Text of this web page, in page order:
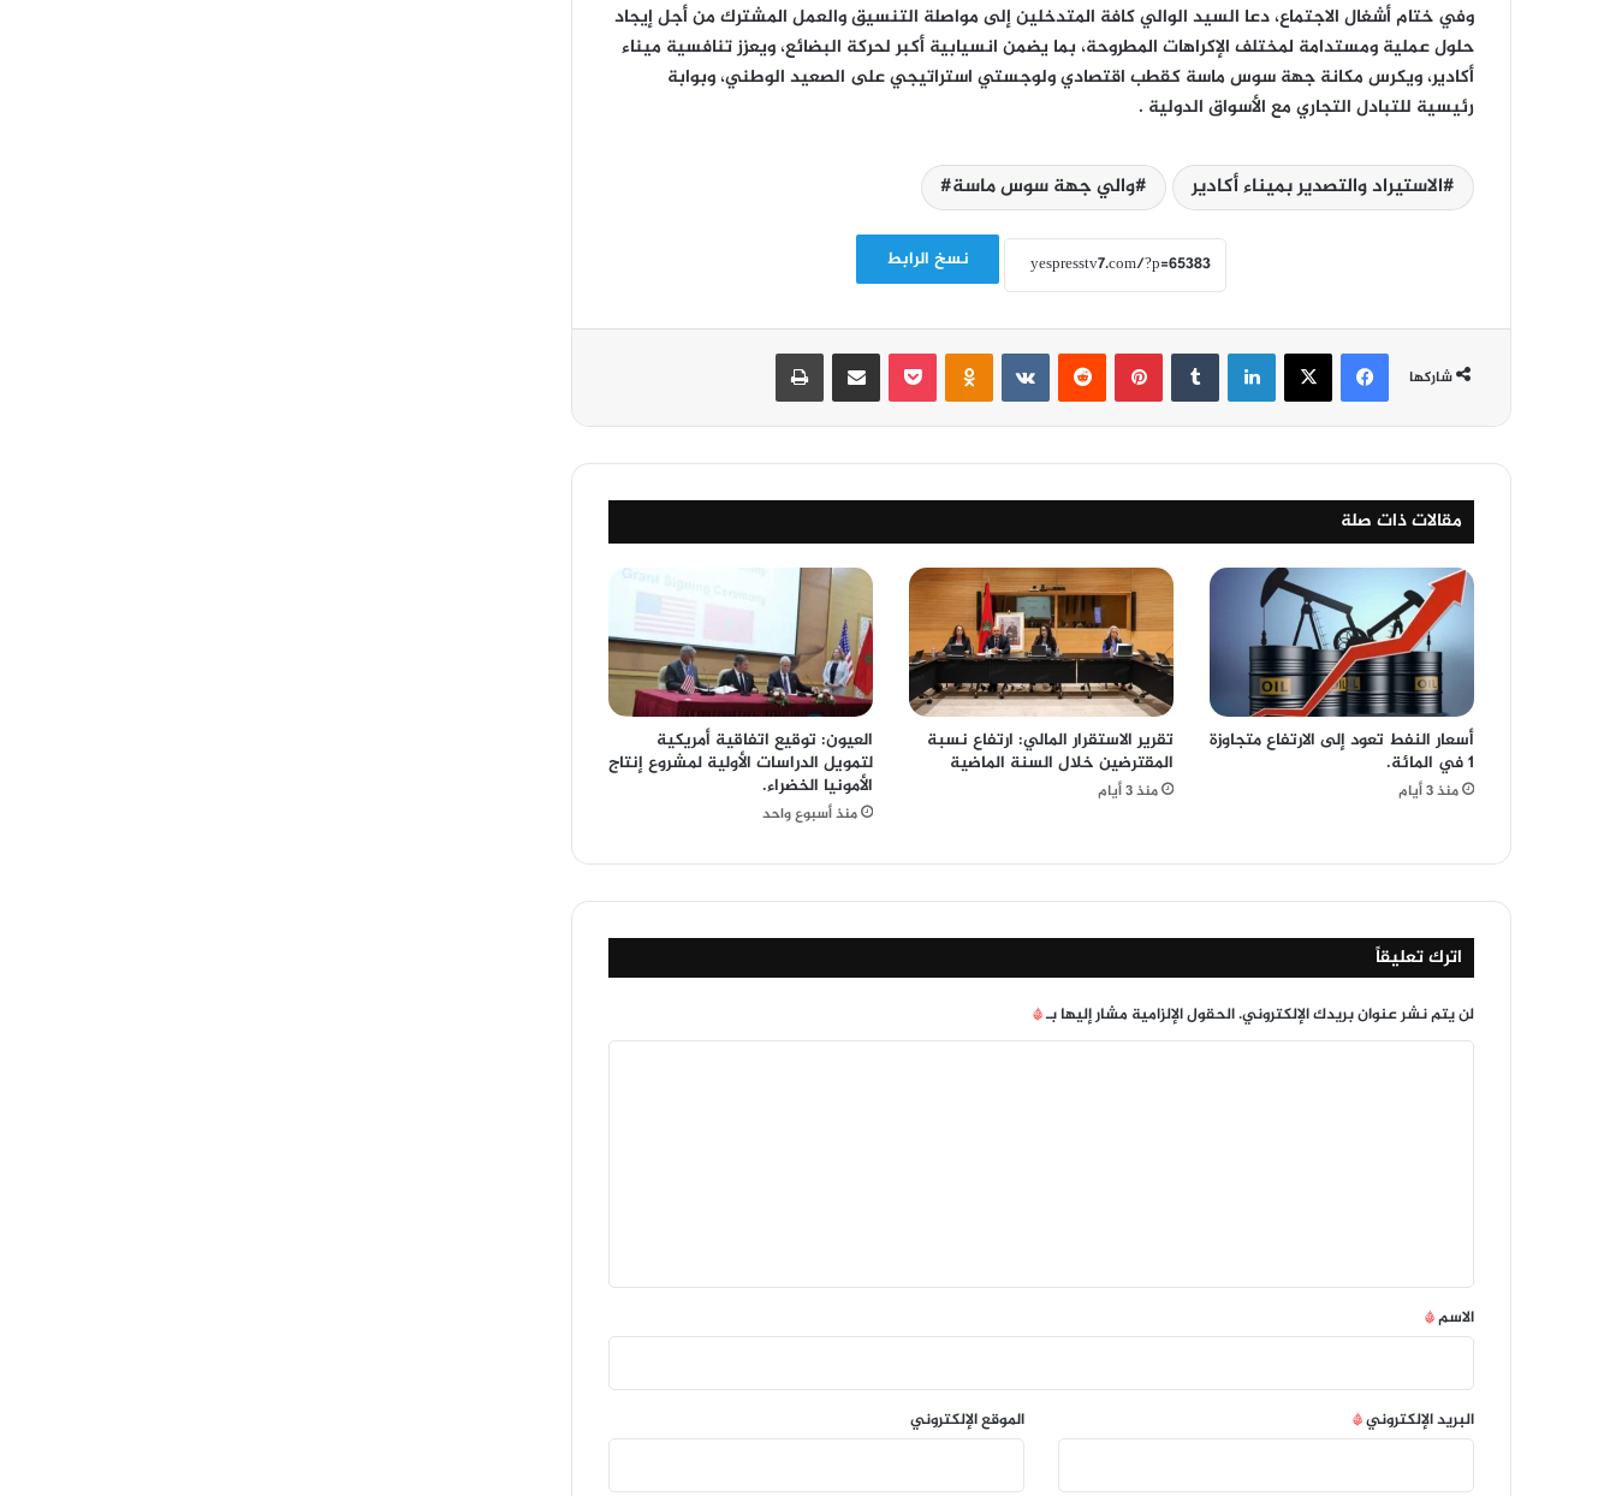
وفي ختام أشغال الاجتماع، دعا السيد الوالي كافة المتدخلين إلى مواصلة التنسيق والعمل المشترك من أجل إيجاد
حلول عملية ومستدامة لمختلف الإكراهات المطروحة، بما يضمن انسيابية أكبر لحركة البضائع، ويعزز تنافسية ميناء
أكادير، ويكرس مكانة جهة سوس ماسة كقطب اقتصادي ولوجستي استراتيجي على الصعيد الوطني، وبوابة
رئيسية للتبادل التجاري مع الأسواق الدولية .
الاستيراد والتصدير بميناء أكادير والي جهة سوس ماسة#
نسخ الرابط
شاركها
فيسبوك ‫X لينكدإن بينتيريست مشاركة عبر البريد
مقالات ذات صلة
أسعار النفط تعود إلى الارتفاع متجاوزة
1 في المائة.
منذ 3 أيام
تقرير الاستقرار المالي: ارتفاع نسبة
المقترضين خلال السنة الماضية
منذ 3 أيام
العيون: توقيع اتفاقية أمريكية
لتمويل الدراسات الأولية لمشروع إنتاج
الأمونيا الخضراء.
منذ أسبوع واحد
اترك تعليقاً
لن يتم نشر عنوان بريدك الإلكتروني.الحقول الإلزامية مشار إليها بـ*
*
الاسم*
البريد الإلكتروني* الموقع الإلكتروني